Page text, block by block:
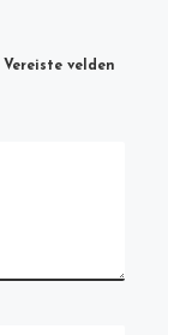
Vereiste velden